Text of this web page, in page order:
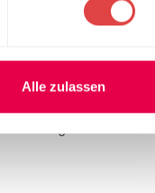
Alle zulassen
für den
gegenüber
oder in
elegante